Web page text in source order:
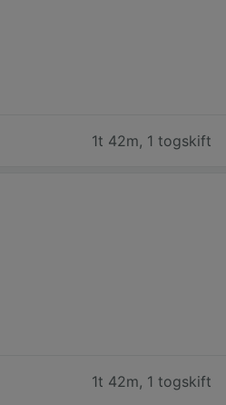
1t 42m, 1 togskift
1t 42m, 1 togskift